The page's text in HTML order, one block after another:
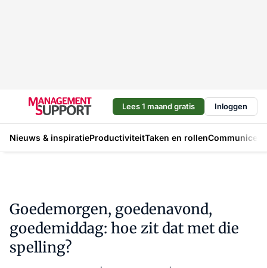
Lees 1 maand gratis Inloggen
Nieuws & inspiratieProductiviteitTaken en rollen
Goedemorgen, goedenavond,
goedemiddag: hoe zit dat met die
spelling?